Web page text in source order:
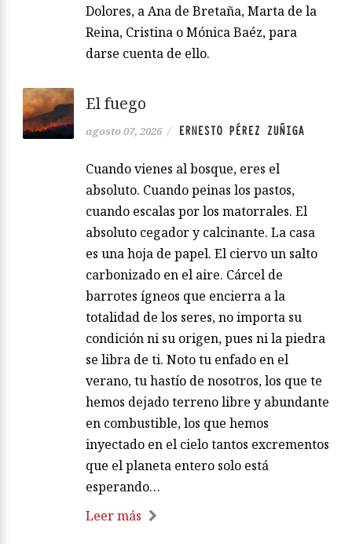
Dolores, a Ana de Bretaña, Marta de la
Reina, Cristina o Mónica Baéz, para
darse cuenta de ello.
El fuego
agosto 07, 2026 / ERNESTO PÉREZ ZUÑIGA
Cuando vienes al bosque, eres el
absoluto. Cuando peinas los pastos,
cuando escalas por los matorrales. El
absoluto cegador y calcinante. La casa
es una hoja de papel. El ciervo un salto
carbonizado en el aire. Cárcel de
barrotes ígneos que encierra a la
totalidad de los seres, no importa su
condición ni su origen, pues ni la piedra
se libra de ti. Noto tu enfado en el
verano, tu hastío de nosotros, los que te
hemos dejado terreno libre y abundante
en combustible, los que hemos
inyectado en el cielo tantos excrementos
que el planeta entero solo está
esperando…
Leer más